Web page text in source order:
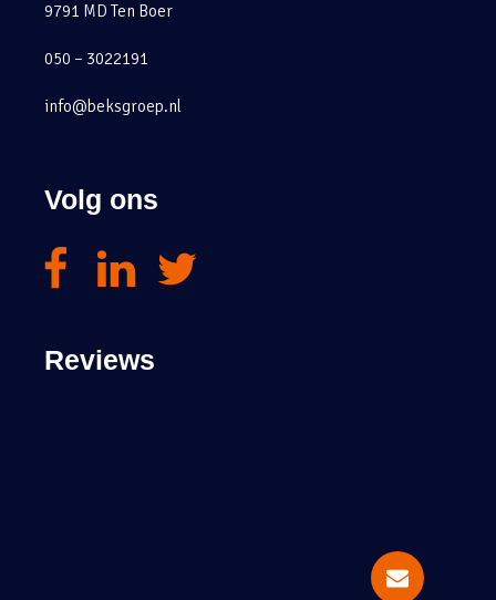
9791 MD Ten Boer
050 – 3022191
info@beksgroep.nl
Volg ons
Reviews